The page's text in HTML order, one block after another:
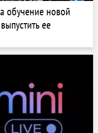
обучение новой
ее